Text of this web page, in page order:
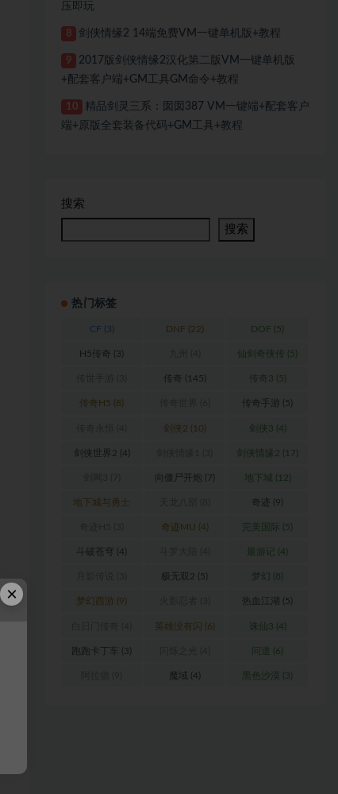
压即玩
8 剑侠情缘2 14端免费VM一键单机版+教程
9
2017版剑侠情缘2汉化第二版VM一键单机版
+配套客户端+GM工具GM命令+教程
10
精品剑灵三系：囡囡387 VM一键端+配套客户
端+原版全套装备代码+GM工具+教程
搜索
搜索
热门标签
CF (3) DNF (22) DOF (5)
H5传奇 (3) 仙剑奇侠传 (5)
传奇 (145) 传奇3 (5)
传奇H5 (8) 传奇手游 (5)
剑侠2 (10) 剑侠3 (4)
剑侠世界2 (4) 剑侠情缘2 (17)
向僵尸开炮 (7) 地下城 (12)
地下城与勇士 奇迹 (9)
奇迹MU (4) 完美国际 (5)
斗破苍穹 (4) 最游记 (4)
极无双2 (5) 梦幻 (8)
梦幻西游 (9) 热血江湖 (5)
英雄没有闪 (6) 诛仙3 (4)
跑跑卡丁车 (3) 问道 (6)
魔域 (4) 黑色沙漠 (3)
×